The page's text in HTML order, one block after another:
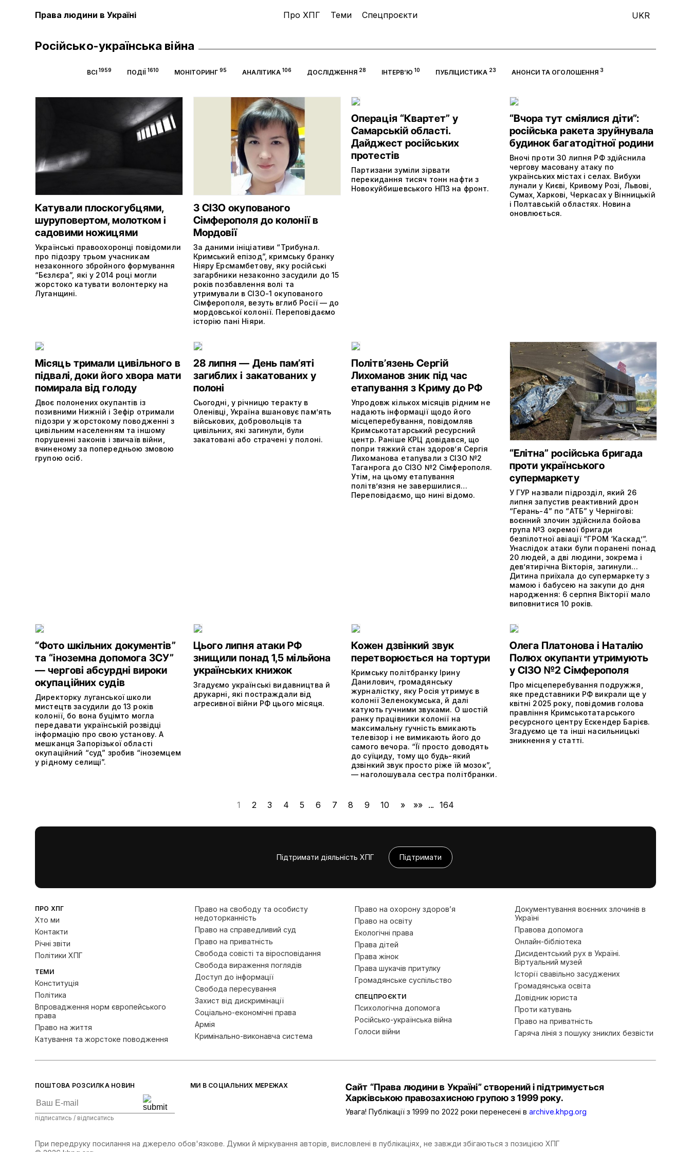
Права людини в Україні Про ХПГ Теми Спецпроєкти UKR
Російсько-українська війна
ВСІ1959 ПОДІЇ1610 МОНІТОРИНГ95 АНАЛІТИКА 106 ДОСЛІДЖЕННЯ28 ІНТЕРВ’Ю 10 ПУБЛІЦИСТИКА 23 АНОНСИ ТА ОГОЛОШЕННЯ3
Катували плоскогубцями,
шуруповертом, молотком і
садовими ножицями
Українські правоохоронці повідомили
про підозру трьом учасникам
незаконного збройного формування
“Бєзлєра”, які у 2014 році могли
жорстоко катувати волонтерку на
Луганщині.
З СІЗО окупованого
Сімферополя до колонії в
Мордовії
За даними ініціативи “Трибунал.
Кримський епізод”, кримську бранку
Ніяру Ерсмамбетову, яку російські
загарбники незаконно засудили до 15
років позбавлення волі та
утримували в СІЗО-1 окупованого
Сімферополя, везуть вглиб Росії — до
мордовської колонії. Переповідаємо
історію пані Ніяри.
Операція “Квартет” у
Самарській області.
Дайджест російських
протестів
Партизани зуміли зірвати
перекидання тисяч тонн нафти з
Новокуйбишевського НПЗ на фронт.
“Вчора тут сміялися діти”:
російська ракета зруйнувала
будинок багатодітної родини
Вночі проти 30 липня РФ здійснила
чергову масовану атаку по
українських містах і селах. Вибухи
лунали у Києві, Кривому Розі, Львові,
Сумах, Харкові, Черкасах у Вінницькій
і Полтавській областях. Новина
оновлюється.
Місяць тримали цивільного в
підвалі, доки його хвора мати
помирала від голоду
Двоє полонених окупантів із
позивними Нижній і Зефір отримали
підозри у жорстокому поводженні з
цивільним населенням та іншому
порушенні законів і звичаїв війни,
вчиненому за попередньою змовою
групою осіб.
28 липня — День пам’яті
загиблих і закатованих у
полоні
Сьогодні, у річницю теракту в
Оленівці, Україна вшановує пам’ять
військових, добровольців та
цивільних, які загинули, були
закатовані або страчені у полоні.
Політвʼязень Сергій
Лихоманов зник під час
етапування з Криму до РФ
Упродовж кількох місяців рідним не
надають інформації щодо його
місцеперебування, повідомляв
Кримськотатарський ресурсний
центр. Раніше КРЦ довідався, що
попри тяжкий стан здоров’я Сергія
Лихоманова етапували з СІЗО №2
Таганрога до СІЗО №2 Сімферополя.
Утім, на цьому етапування
політвʼязня не завершилися…
Переповідаємо, що нині відомо.
“Елітна” російська бригада
проти українського
супермаркету
У ГУР назвали підрозділ, який 26
липня запустив реактивний дрон
“Герань-4” по “АТБ” у Чернігові:
воєнний злочин здійснила бойова
група №3 окремої бригади
безпілотної авіації “ГРОМ ‘Каскад’”.
Унаслідок атаки були поранені понад
20 людей, а дві людини, зокрема і
дев’ятирічна Вікторія, загинули…
Дитина приїхала до супермаркету з
мамою і бабусею на закупи до дня
народження: 6 серпня Вікторії мало
виповнитися 10 років.
“Фото шкільних документів”
та “іноземна допомога ЗСУ”
— чергові абсурдні вироки
окупаційних судів
Директорку луганської школи
мистецтв засудили до 13 років
колонії, бо вона буцімто могла
передавати українській розвідці
інформацію про свою установу. А
мешканця Запорізької області
окупаційний “суд” зробив “іноземцем
у рідному селищі”.
Цього липня атаки РФ
знищили понад 1,5 мільйона
українських книжок
Згадуємо українські видавництва й
друкарні, які постраждали від
агресивної війни РФ цього місяця.
Кожен дзвінкий звук
перетворюється на тортури
Кримську політбранку Ірину
Данилович, громадянську
журналістку, яку Росія утримує в
колонії Зеленокумська, й далі
катують гучними звуками. О шостій
ранку працівники колонії на
максимальну гучність вмикають
телевізор і не вимикають його до
самого вечора. “Її просто доводять
до суїциду, тому що будь-який
дзвінкий звук просто ріже їй мозок”,
— наголошувала сестра політбранки.
Олега Платонова і Наталію
Полюх окупанти утримують
у СІЗО №2 Сімферополя
Про місцеперебування подружжя,
яке представники РФ викрали ще у
квітні 2025 року, повідомив голова
правління Кримськотатарського
ресурсного центру Ескендер Барієв.
Згадуємо це та інші насильницькі
зникнення у статті.
1 2 3 4 5 6 7 8 9 10 » »» ... 164
Підтримати діяльність ХПГ Підтримати
ПРО ХПГ
Хто ми
Контакти
Річні звіти
Політики ХПГ
ТЕМИ
Конституція
Політика
Впровадження норм європейського
права
Право на життя
Катування та жорстоке поводження
Право на свободу та особисту
недоторканність
Право на справедливий суд
Право на приватність
Свобода совісті та віросповідання
Свобода вираження поглядів
Доступ до інформації
Свобода пересування
Захист від дискримінації
Соціально-економічні права
Армія
Кримінально-виконавча система
Право на охорону здоров’я
Право на освіту
Екологічні права
Права дітей
Права жінок
Права шукачів притулку
Громадянське суспільство
СПЕЦПРОЄКТИ
Психологічна допомога
Російсько-українська війна
Голоси війни
Документування воєнних злочинів в
Україні
Правова допомога
Онлайн-бібліотека
Дисидентський рух в Україні.
Віртуальний музей
Історії свавільно засуджених
Громадянська освіта
Довідник юриста
Проти катувань
Право на приватність
Гаряча лінія з пошуку зниклих безвісти
ПОШТОВА РОЗСИЛКА НОВИН
підписатись / відписатись
МИ В СОЦІАЛЬНИХ МЕРЕЖАХ
Сайт “Права людини в Україні” створений і підтримується
Харківською правозахисною групою з 1999 року.
Увага! Публікації з 1999 по 2022 роки перенесені в archive.khpg.org
При передруку посилання на джерело обов'язкове. Думки й міркування авторів, висловлені в публікаціях, не завжди збігаються з позицією ХПГ